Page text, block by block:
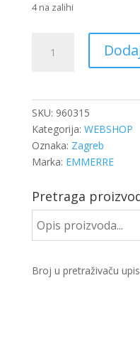
4 na zalihi
KOČ.
SKU: 960315
Kategorija: WEBSHOP
Oznaka: Zagreb
Marka: EMMERRE
Pretraga
Broj u pretraživaču